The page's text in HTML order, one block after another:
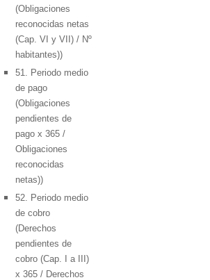
(Obligaciones
reconocidas netas
(Cap. VI y VII) / Nº
habitantes))
51. Periodo medio
de pago
(Obligaciones
pendientes de
pago x 365 /
Obligaciones
reconocidas
netas))
52. Periodo medio
de cobro
(Derechos
pendientes de
cobro (Cap. I a III)
x 365 / Derechos